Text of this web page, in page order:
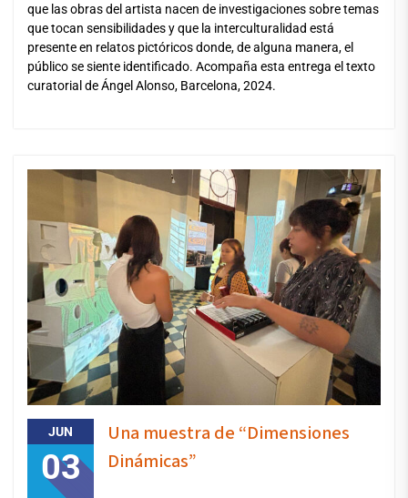
que las obras del artista nacen de investigaciones sobre temas
que tocan sensibilidades y que la interculturalidad está
presente en relatos pictóricos donde, de alguna manera, el
público se siente identificado. Acompaña esta entrega el texto
curatorial de Ángel Alonso, Barcelona, 2024.
JUN
03
Una muestra de “Dimensiones
Dinámicas”